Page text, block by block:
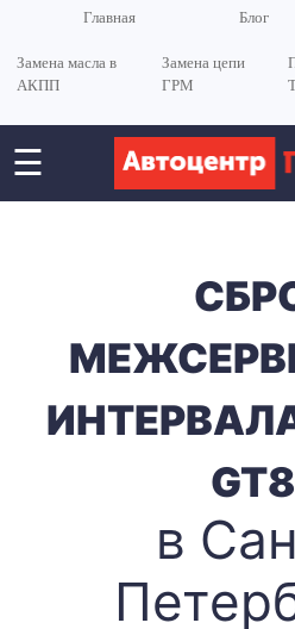
Главная Блог
Замена масла в
АКПП
Замена цепи
ГРМ
☰
ИНТЕРВАЛА
в